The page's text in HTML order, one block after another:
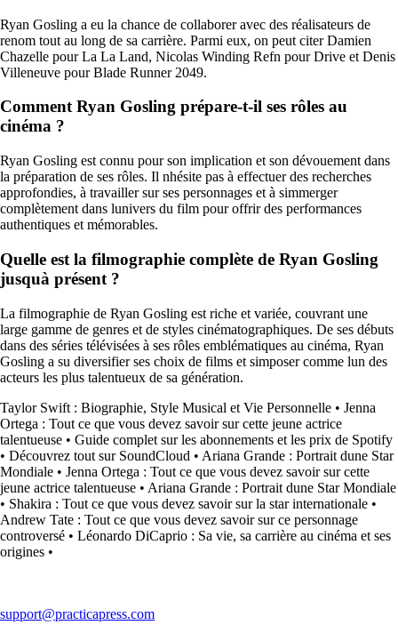
Ryan Gosling a eu la chance de collaborer avec des réalisateurs de
renom tout au long de sa carrière. Parmi eux, on peut citer Damien
Chazelle pour La La Land, Nicolas Winding Refn pour Drive et Denis
Villeneuve pour Blade Runner 2049.
Comment Ryan Gosling prépare-t-il ses rôles au
cinéma ?
Ryan Gosling est connu pour son implication et son dévouement dans
la préparation de ses rôles. Il nhésite pas à effectuer des recherches
approfondies, à travailler sur ses personnages et à simmerger
complètement dans lunivers du film pour offrir des performances
authentiques et mémorables.
Quelle est la filmographie complète de Ryan Gosling
jusquà présent ?
La filmographie de Ryan Gosling est riche et variée, couvrant une
large gamme de genres et de styles cinématographiques. De ses débuts
dans des séries télévisées à ses rôles emblématiques au cinéma, Ryan
Gosling a su diversifier ses choix de films et simposer comme lun des
acteurs les plus talentueux de sa génération.
Taylor Swift : Biographie, Style Musical et Vie Personnelle • Jenna
Ortega : Tout ce que vous devez savoir sur cette jeune actrice
talentueuse • Guide complet sur les abonnements et les prix de Spotify
• Découvrez tout sur SoundCloud • Ariana Grande : Portrait dune Star
Mondiale • Jenna Ortega : Tout ce que vous devez savoir sur cette
jeune actrice talentueuse • Ariana Grande : Portrait dune Star Mondiale
• Shakira : Tout ce que vous devez savoir sur la star internationale •
Andrew Tate : Tout ce que vous devez savoir sur ce personnage
controversé • Léonardo DiCaprio : Sa vie, sa carrière au cinéma et ses
origines •
support@practicapress.com